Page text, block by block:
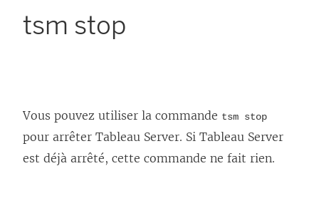
tsm stop
Vous pouvez utiliser la commande tsm stop
pour arrêter Tableau Server. Si Tableau Server
est déjà arrêté, cette commande ne fait rien.